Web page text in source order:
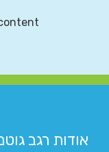
אודות רגב